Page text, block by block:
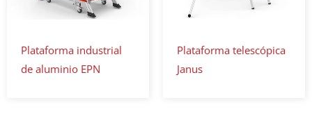
Plataforma industrial
de aluminio EPN
Plataforma telescópica
Janus